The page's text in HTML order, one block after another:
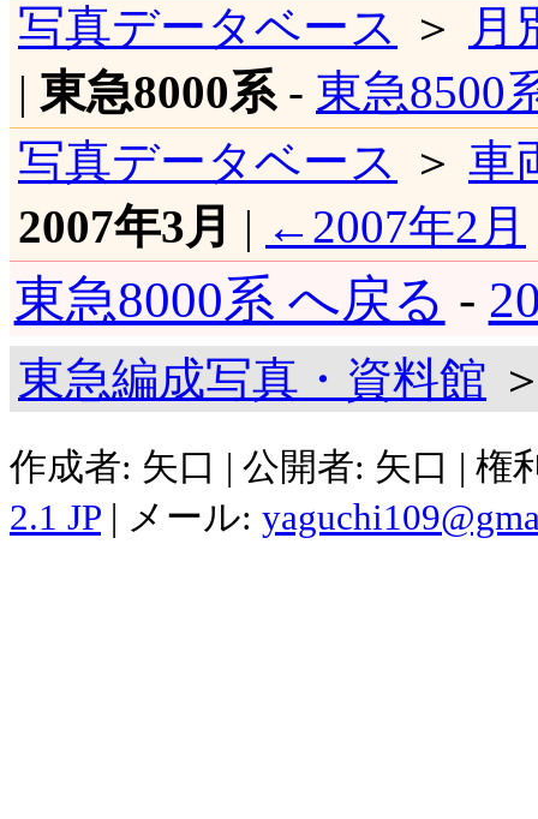
写真データベース ＞
月
| 東急8000系- 東急8500
写真データベース
＞ 車
2007年3月 | ←2007年2月
東急8000系 へ戻る -
東急編成写真・資料館
作成者: 矢口 | 公開者: 矢口 |
2.1 JP | メール: